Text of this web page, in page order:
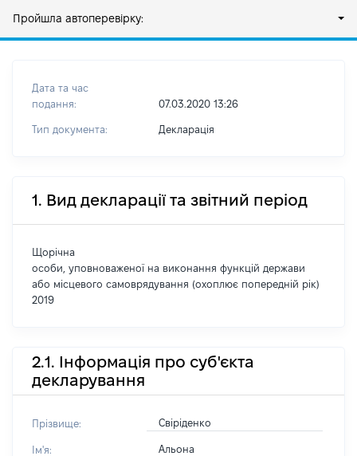
Пройшла автоперевірку:
Дата та час
подання:
07.03.2020 13:26
Тип документа: Декларація
1. Вид декларації та звітний період
Щорічна
особи, уповноваженої на виконання функцій держави
або місцевого самоврядування (охоплює попередній рік)
2019
2.1. Інформація про суб'єкта
декларування
Прізвище: Свіріденко
Ім'я: Альона